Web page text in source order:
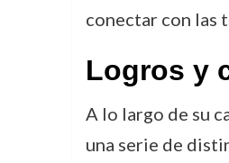
conectar con las
Logros y
A lo largo de su
una serie de